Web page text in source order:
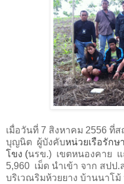
เมื่อวันที่ 7 สิงหาคม 2556 ที่ส
บุญนิต ผู้บังคับหน่วยเรือรักษ
โขง (นรข.) เขตหนองคาย
5,960 เม็ด นำเข้า จาก สปป .
บริเวณริมห้วยยาง บ้านนาโม้